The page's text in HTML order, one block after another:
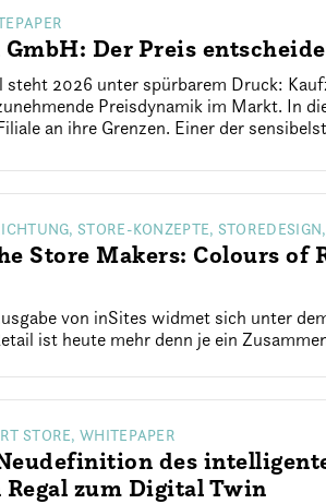
GmbH: Der Preis
steht 2026 unter spürbarem Druck:
Preisdynamik im Markt. In
an ihre Grenzen. Einer der
STORE-KONZEPTE,
Store Makers: Colours of
von inSites widmet sich unter
ist heute mehr denn je ein
STORE, WHITEPAPER
des
zum Digital Twin